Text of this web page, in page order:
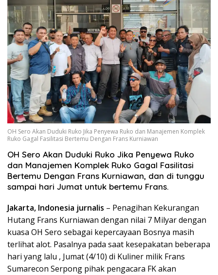
OH Sero Akan Duduki Ruko Jika Penyewa Ruko dan Manajemen Komplek
Ruko Gagal Fasilitasi Bertemu Dengan Frans Kurniawan
OH Sero Akan Duduki Ruko Jika Penyewa Ruko
dan Manajemen Komplek Ruko Gagal Fasilitasi
Bertemu Dengan Frans Kurniawan, dan di tunggu
sampai hari Jumat untuk bertemu Frans.
Jakarta, Indonesia jurnalis – Penagihan Kekurangan
Hutang Frans Kurniawan dengan nilai 7 Milyar dengan
kuasa OH Sero sebagai kepercayaan Bosnya masih
terlihat alot. Pasalnya pada saat kesepakatan beberapa
hari yang lalu , Jumat (4/10) di Kuliner milik Frans
Sumarecon Serpong pihak pengacara FK akan